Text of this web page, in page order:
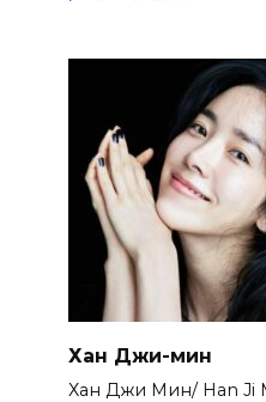
Хан Джи-мин
Хан Джи Мин/ Han Ji